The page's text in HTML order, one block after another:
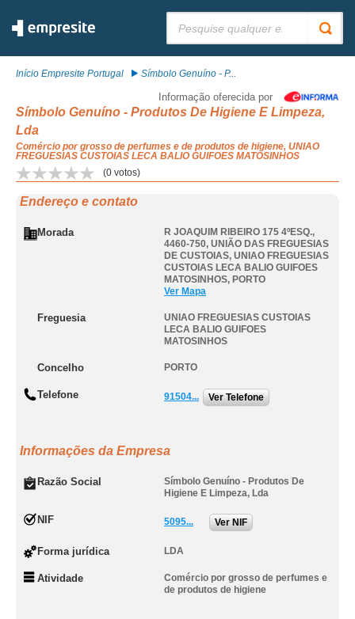
Início Empresite Portugal Símbolo Genuíno - P...
Informação oferecida por
Símbolo Genuíno - Produtos De Higiene E Limpeza,
Lda
Comércio por grosso de perfumes e de produtos de higiene, UNIAO
FREGUESIAS CUSTOIAS LECA BALIO GUIFOES MATOSINHOS
(0 votos)
Endereço e contato
Morada
R JOAQUIM RIBEIRO 175 4ºESQ.,
4460-750, UNIÃO DAS FREGUESIAS
DE CUSTOIAS, UNIAO FREGUESIAS
CUSTOIAS LECA BALIO GUIFOES
MATOSINHOS, PORTO
Ver Mapa
Freguesia
UNIAO FREGUESIAS CUSTOIAS
LECA BALIO GUIFOES
MATOSINHOS
Concelho PORTO
Telefone 91504... Ver Telefone
Informações da Empresa
Razão Social
Símbolo Genuíno - Produtos De
Higiene E Limpeza, Lda
NIF 5095... Ver NIF
Forma jurídica LDA
Atividade
Comércio por grosso de perfumes e
de produtos de higiene